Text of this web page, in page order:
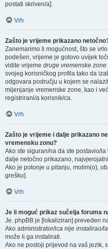
postati skriven/a].
Vrh
Zašto je vrijeme prikazano
Zanemarimo li mogućnost, što se
podešen, vrijeme je gotovo uvijek
vidite vrijeme druge vremenske zone
svojeg korisničkog profila tako da
odgovara području u kojem se
mijenjanje vremenske zone, kao i
registrirani/a korisnik/ca.
Vrh
Zašto je vrijeme i dalje prikazano
vremensku zonu?
Ako ste siguran/na da ste postavio/la
dalje netočno prikazano,
Ako je potonje u pitanju, molim(o),
grešku].
Vrh
Je li moguć prikaz sučelja foruma
Je. phpBB je [lokaliziran] preveden
Ako administrator/ica nije instalirao/la
može li ga instalirati.
Ako ne postoji prijevod na vaš jezik,